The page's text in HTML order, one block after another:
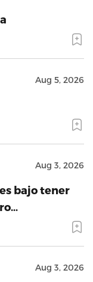
Aug 5, 2026
Aug 3, 2026
bajo tener
Aug 3, 2026